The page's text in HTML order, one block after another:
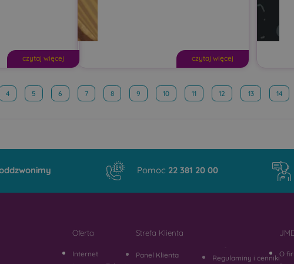
czytaj więcej czytaj więcej
4 5 6 7 8 9 10 11 12 13 14
Pomoc 22 381 20 00
Oferta
Internet
Strefa Klienta
Panel Klienta Regulaminy i cennikiO